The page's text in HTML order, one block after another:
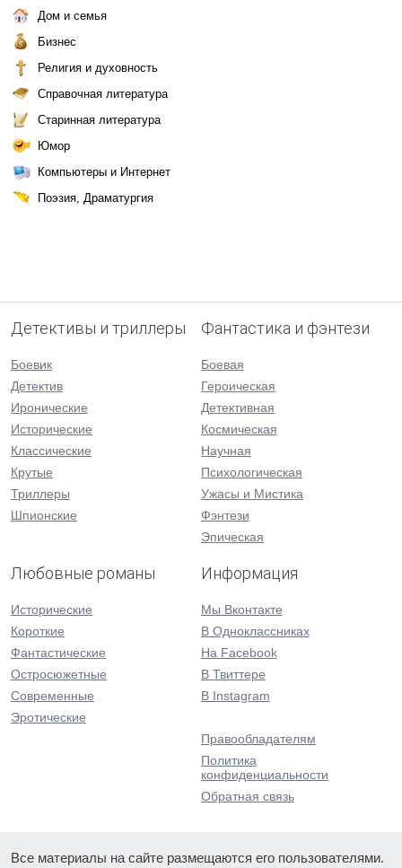
Дом и семья
Бизнес
Религия и духовность
Справочная литература
Старинная литература
Юмор
Компьютеры и Интернет
Поэзия, Драматургия
Детективы и триллеры
Боевик
Детектив
Иронические
Исторические
Классические
Крутые
Триллеры
Шпионские
Фантастика и фэнтези
Боевая
Героическая
Детективная
Космическая
Научная
Психологическая
Ужасы и Мистика
Фэнтези
Эпическая
Любовные романы
Исторические
Короткие
Фантастические
Остросюжетные
Современные
Эротические
Информация
Мы Вконтакте
В Одноклассниках
На Facebook
В Твиттере
В Instagram
Правообладателям
Политика
конфиденциальности
Обратная связь
Все материалы на сайте размещаются его пользователями.